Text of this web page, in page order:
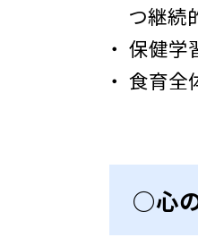
つ継続
保健学
食育全
○心